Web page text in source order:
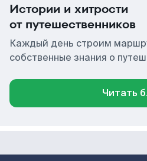
Истории и хитрости
от путешественников
Каждый день строим
собственные знания о
Читать